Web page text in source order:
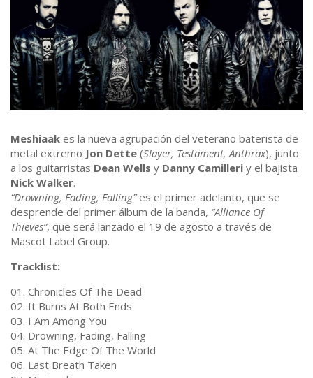
Meshiaak es la nueva agrupación del veterano baterista de
metal extremo Jon Dette (Slayer, Testament, Anthrax), junto
a los guitarristas Dean Wells y Danny Camilleri y el bajista
Nick Walker.
“Drowning, Fading, Falling”es el primer adelanto, que se
desprende del primer álbum de la banda, “Alliance Of
Thieves”, que será lanzado el 19 de agosto a través de
Mascot Label Group.
Tracklist:
01. Chronicles Of The Dead
02. It Burns At Both Ends
03. I Am Among You
04. Drowning, Fading, Falling
05. At The Edge Of The World
06. Last Breath Taken